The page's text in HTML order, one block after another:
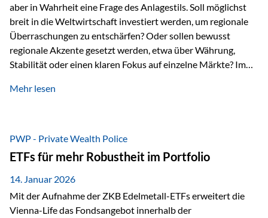
aber in Wahrheit eine Frage des Anlagestils. Soll möglichst
breit in die Weltwirtschaft investiert werden, um regionale
Überraschungen zu entschärfen? Oder sollen bewusst
regionale Akzente gesetzt werden, etwa über Währung,
Stabilität oder einen klaren Fokus auf einzelne Märkte? Im
Wealth Police der Vienna-Life lassen sich beide Ansätze
Risikostreuung, Inflationsrobustheit und Stabilisierung. 1)
Die Philosophiefrage: breit oder bewusst? Global investieren
bedeutet: Das Portfolio bildet die Weltmärkte möglichst
breit ab, ohne die…
Mehr lesen
PWP - Private Wealth Police
ETFs für mehr Robustheit im Portfolio
14. Januar 2026
Mit der Aufnahme der ZKB Edelmetall-ETFs erweitert die
Vienna-Life das Fondsangebot innerhalb der